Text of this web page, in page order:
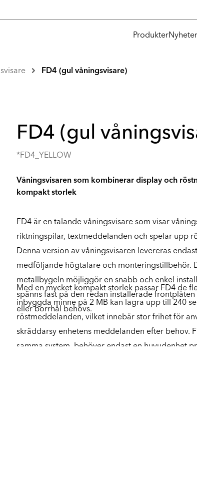
ProdukterNyheter
FD4 (gul våningsvisare)
FD4 (gul
*FD4_YELLOW
Våningsvisaren som kombinerar display och
kompakt storlek
FD4 är en talande våningsvisare som visar
riktningspilar, textmeddelanden och spelar upp
Denna version av våningsvisaren levereras
medföljande högtalare och monteringstillbehör.
metallbygeln möjliggör en snabb och enkel
spänns fast på den redan installerade
eller borrhål behövs.
Med en mycket kompakt storlek passar FD4 de
inbyggda minne på 2 MB kan lagra upp till 240
röstmeddelanden, vilket innebär stor frihet för
skräddarsy enhetens meddelanden efter behov.
samma system, behöver endast en huvudenhet